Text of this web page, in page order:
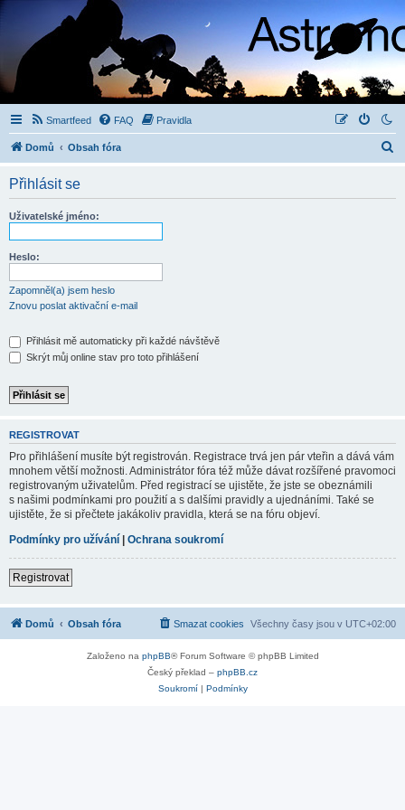
Smartfeed FAQ Pravidla
Domů Obsah fóra
Přihlásit se
Uživatelské jméno:
Heslo:
Zapomněl(a) jsem heslo
Znovu poslat aktivační e-mail
Přihlásit mě automaticky při každé návštěvě
Skrýt můj online stav pro toto přihlášení
REGISTROVAT
Pro přihlášení musíte být registrován. Registrace trvá jen pár vteřin a dává vám
mnohem větší možnosti. Administrátor fóra též může dávat rozšířené pravomoci
registrovaným uživatelům. Před registrací se ujistěte, že jste se obeznámili
s našimi podmínkami pro použití a s dalšími pravidly a ujednáními. Také se
ujistěte, že si přečtete jakákoliv pravidla, která se na fóru objeví.
Podmínky pro užívání | Ochrana soukromí
Registrovat
Domů Obsah fóra Všechny časy jsou v UTC+02:00
Smazat cookies
Založeno na phpBB® Forum Software © phpBB Limited
Český překlad – phpBB.cz
Soukromí| Podmínky